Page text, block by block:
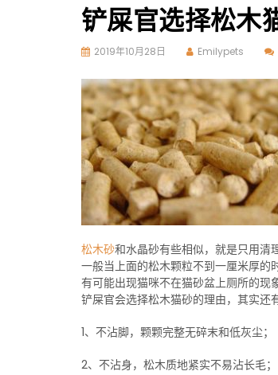
铲屎官选择松木
2019年10月28日 Emilypets
松木砂和水晶砂有些相似，就是只用清
一般当上面的松木颗粒不到一厘米厚的
有可能出现猫咪不在猫砂盆上厕所的现
铲屎官会选择松木猫砂的理由，其实还
1、不沾脚，颗颗完整无碎末和低灰尘；
2、不沾身，松木质地紧实不易沾长毛；